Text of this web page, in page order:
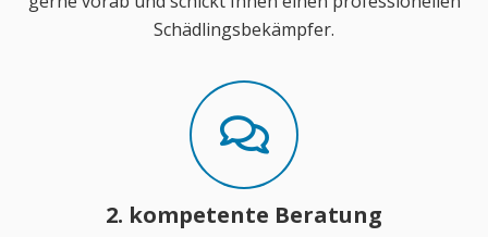
Schädlingsbekämpfer.
2. kompetente Beratung